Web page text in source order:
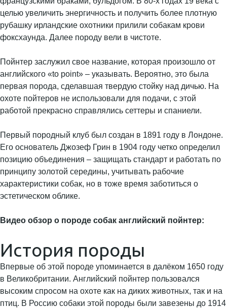
целью увеличить энергичность и получить более плотную
рубашку ирландские охотники прилили собакам крови
фоксхаунда. Далее породу вели в чистоте.
Пойнтер заслужил свое название, которая произошло от
английского «to point» – указывать. Вероятно, это была
первая порода, сделавшая твердую стойку над дичью. На
охоте пойтеров не использовали для подачи, с этой
работой прекрасно справлялись сеттеры и спаниели.
Первый породный клуб был создан в 1891 году в Лондоне.
Его основатель Джозеф Грин в 1904 году четко определил
позицию объединения – защищать стандарт и работать по
принципу золотой середины, учитывать рабочие
характеристики собак, но в тоже время заботиться о
эстетическом облике.
Видео обзор о породе собак английский пойнтер:
История породы
Впервые об этой породе упоминается в далёком 1650 году
в Великобритании. Английский пойнтер пользовался
высоким спросом на охоте как на диких животных, так и на
птиц. В Россию собаки этой породы были завезены до 1914